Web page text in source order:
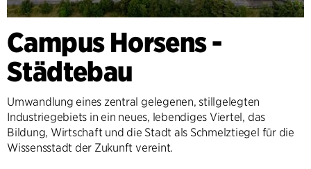
Campus Horsens -
Städtebau
Umwandlung eines zentral gelegenen, stillgelegten
Industriegebiets in ein neues, lebendiges Viertel, das
Bildung, Wirtschaft und die Stadt als Schmelztiegel für die
Wissensstadt der Zukunft vereint.